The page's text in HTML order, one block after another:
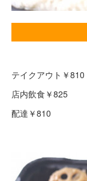
テイクアウト￥810
店内飲食￥825
配達￥810